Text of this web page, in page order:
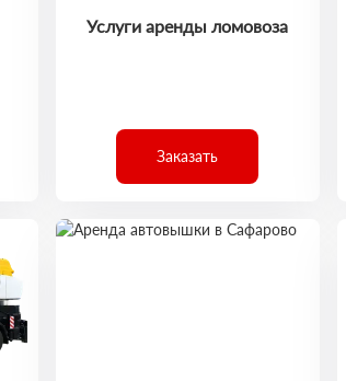
Услуги аренды ломовоза
Заказать